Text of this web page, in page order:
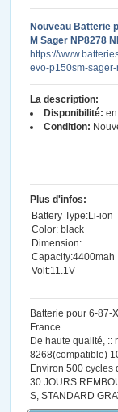
Nouveau Batterie
M Sager NP8278
https://
evo-p150sm-
La description:
Disponibilité:
Condition:
Plus d'infos:
Battery Type:Li-ion
Color: black
Dimension:
Capacity:4400mah
Volt:11.1V
Batterie pour 6-87-
France
De haute qualité, ::
8268(compatible)
Environ 500 cycles
30 JOURS
S, STANDARD